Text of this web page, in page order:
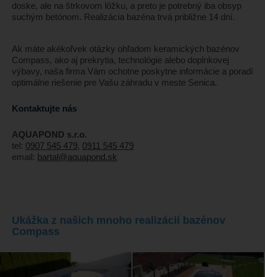
doske, ale na štrkovom lôžku, a preto je potrebný iba obsyp
suchým betónom. Realizácia bazéna trvá približne 14 dní.
Ak máte akékoľvek otázky ohľadom keramických bazénov
Compass, ako aj prekrytia, technológie alebo doplnkovej
výbavy, naša firma Vám ochotne poskytne informácie a poradí
optimálne riešenie pre Vašu záhradu v meste Senica.
Kontaktujte nás
AQUAPOND s.r.o.
tel: 0907 545 479, 0911 545 479
email: bartal@aquapond.sk
Ukážka z našich mnoho realizácií bazénov
Compass